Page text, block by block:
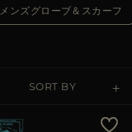
メンズグローブ＆スカーフ
SORT BY